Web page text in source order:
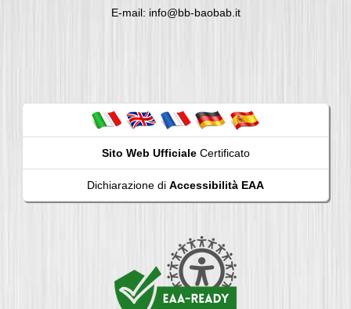
E-mail: info@bb-baobab.it
Sito Web UfficialeCertificato
Dichiarazione di Accessibilità EAA